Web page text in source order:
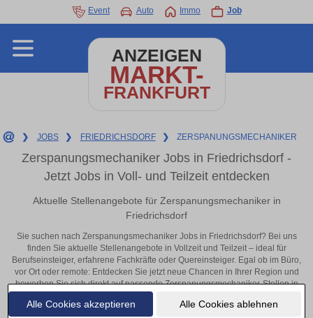
Alle Cookies akzeptieren Alle Cookies ablehnen
Event Auto Immo Job
ANZEIGEN
MARKT-
FRANKFURT
❯ JOBS ❯ FRIEDRICHSDORF ❯ ZERSPANUNGSMECHANIKER
Zerspanungsmechaniker Jobs in Friedrichsdorf -
Jetzt Jobs in Voll- und Teilzeit entdecken
Aktuelle Stellenangebote für Zerspanungsmechaniker in
Friedrichsdorf
Sie suchen nach Zerspanungsmechaniker Jobs in Friedrichsdorf? Bei uns
finden Sie aktuelle Stellenangebote in Vollzeit und Teilzeit – ideal für
Berufseinsteiger, erfahrene Fachkräfte oder Quereinsteiger. Egal ob im Büro,
vor Ort oder remote: Entdecken Sie jetzt neue Chancen in Ihrer Region und
bewerben Sie sich direkt auf passende Zerspanungsmechaniker-Stellen in
Friedrichsdorf!